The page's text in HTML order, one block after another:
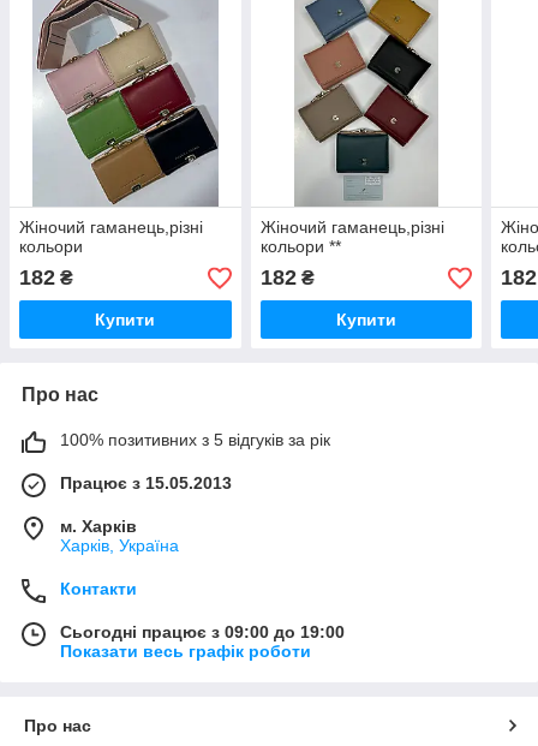
Жіночий гаманець,різні
кольори
182 ₴
Купити
Жіночий гаманець,різні
кольори **
182₴
Купити
182
Про нас
100% позитивних з 5 відгуків за рік
Працює з 15.05.2013
м. Харків
Харків, Україна
Контакти
Сьогодні працює з 09:00 до 19:00
Показати весь графік роботи
Про нас